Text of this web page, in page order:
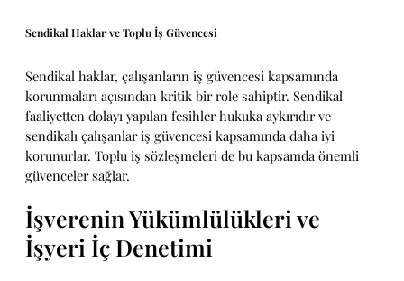
Sendikal Haklar ve Toplu İş Güvencesi
Sendikal haklar, çalışanların iş güvencesi kapsamında
korunmaları açısından kritik bir role sahiptir. Sendikal
faaliyetten dolayı yapılan fesihler hukuka aykırıdır ve
sendikalı çalışanlar iş güvencesi kapsamında daha iyi
korunurlar. Toplu iş sözleşmeleri de bu kapsamda önemli
güvenceler sağlar.
İşverenin Yükümlülükleri ve
İşyeri İç Denetimi